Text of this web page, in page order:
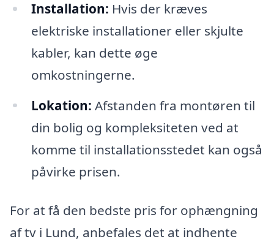
Installation: Hvis der kræves
elektriske installationer eller skjulte
kabler, kan dette øge
omkostningerne.
Lokation: Afstanden fra montøren til
din bolig og kompleksiteten ved at
komme til installationsstedet kan også
påvirke prisen.
For at få den bedste pris for ophængning
af tv i Lund, anbefales det at indhente